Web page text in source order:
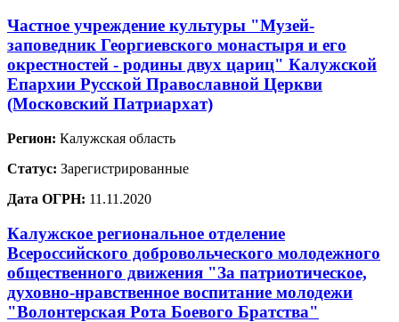
Частное учреждение культуры "Музей-
заповедник Георгиевского монастыря и его
окрестностей - родины двух цариц" Калужской
Епархии Русской Православной Церкви
(Московский Патриархат)
Регион: Калужская область
Статус: Зарегистрированные
Дата ОГРН: 11.11.2020
Калужское региональное отделение
Всероссийского добровольческого молодежного
общественного движения "За патриотическое,
духовно-нравственное воспитание молодежи
"Волонтерская Рота Боевого Братства"